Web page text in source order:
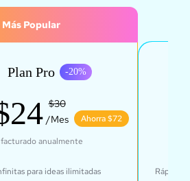
Más Popular
Plan Pro -20%
$30
/Mes
Ahorra $72
facturado anualmente
para ideas ilimitadas
Rápido,